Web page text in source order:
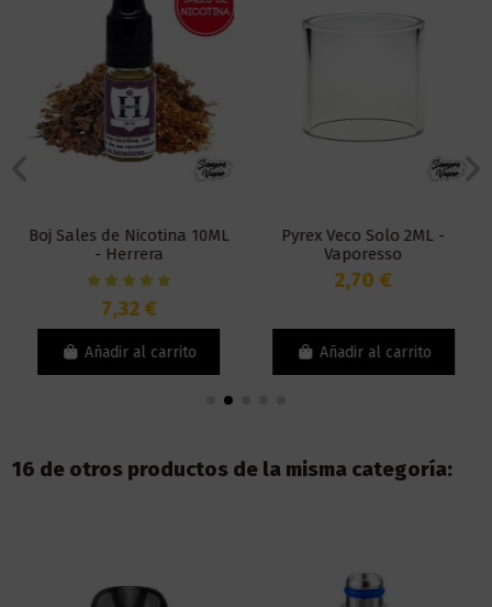
Boj Sales de Nicotina 10ML
- Herrera
7,32 €
Añadir al carrito
Pyrex Veco Solo 2ML -
Vaporesso
2,70 €
Añadir al carrito
16 de otros productos de la misma categoría: